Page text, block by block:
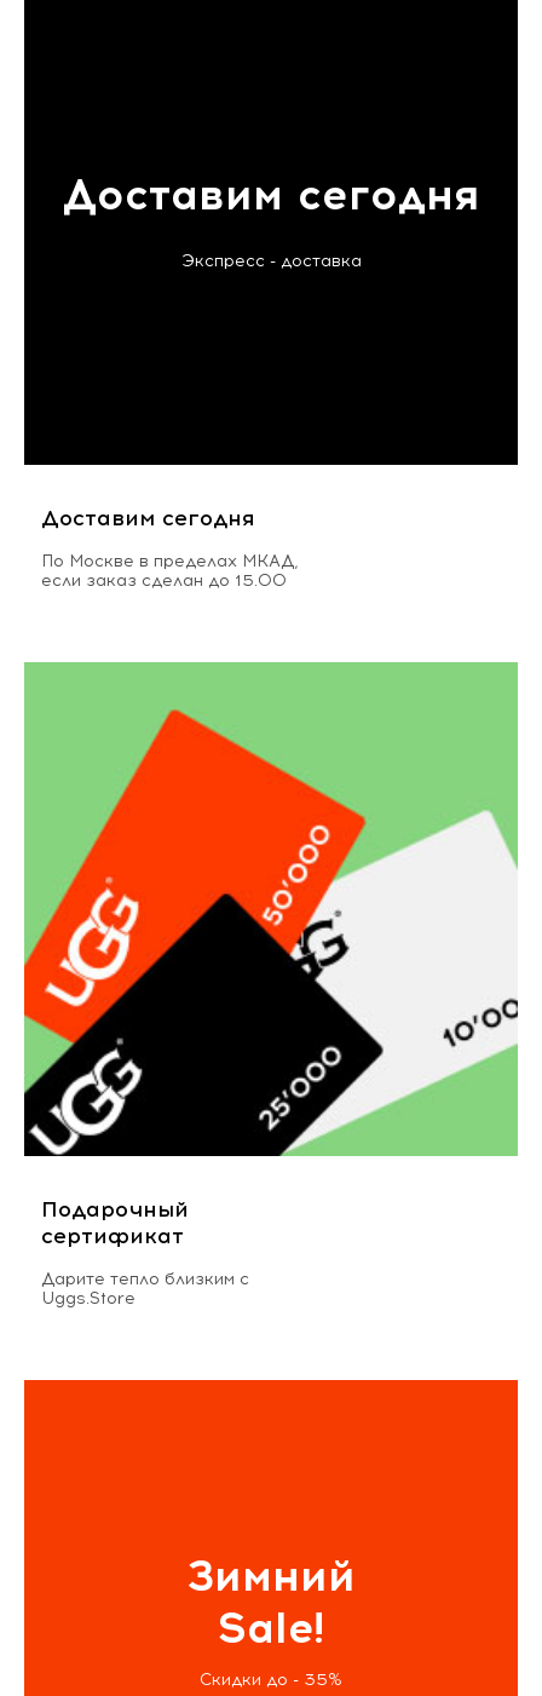
Доставим сегодня
Экспресс - доставка
Доставим сегодня
По Москве в пределах МКАД,
если заказ сделан до 15.00
Подарочный
сертификат
Дарите тепло близким с
Uggs.Store
Зимний
Sale!
Скидки до - 35%